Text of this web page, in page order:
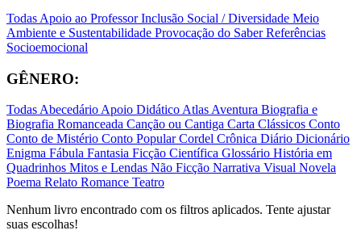
Todas Apoio ao ProfessorInclusão Social / Diversidade Meio
Ambiente e Sustentabilidade Provocação do SaberReferências
Socioemocional
GÊNERO:
TodasAbecedárioApoio DidáticoAtlasAventura Biografia e
Biografia Romanceada Canção ou Cantiga Carta Clássicos Conto
Conto de Mistério Conto PopularCordel Crônica Diário Dicionário
Enigma Fábula Fantasia Ficção Científica Glossário História em
Quadrinhos Mitos e Lendas Não Ficção Narrativa Visual Novela
Poema Relato Romance Teatro
Nenhum livro encontrado com os filtros aplicados. Tente ajustar
suas escolhas!